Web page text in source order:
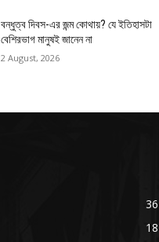
বন্ধুত্ব দিবস-এর জন্ম কোথায়? যে ইতিহাসটা
বেশিরভাগ মানুষই জানেন না
2 August, 2026
36
18